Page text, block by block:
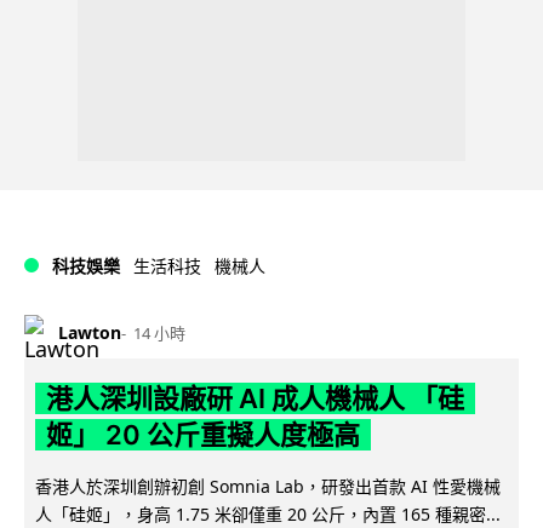
科技娛樂 生活科技 機械人
Lawton 14 小時
港人深圳設廠研 AI 成人機械人 「硅
姬」 20 公斤重擬人度極高
香港人於深圳創辦初創 Somnia Lab，研發出首款 AI 性愛機械
人「硅姬」，身高 1.75 米卻僅重 20 公斤，內置 165 種親密...